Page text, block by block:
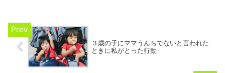
３歳の子にママうんちでないと言われた
ときに私がとった行動